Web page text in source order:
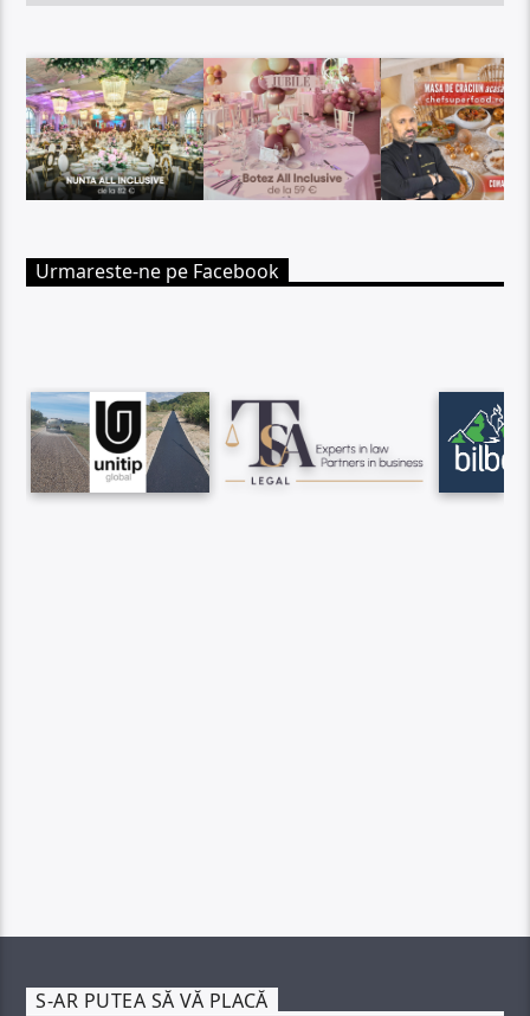
Urmareste-ne pe Facebook
S-AR PUTEA SĂ VĂ PLACĂ